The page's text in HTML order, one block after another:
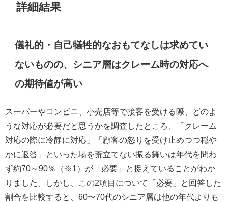
詳細結果
儀礼的・自己犠牲的なおもてなしは求めてい
ないものの、シニア層はクレーム時の対応へ
の期待値が高い
スーパーやコンビニ、小売店等で接客を受ける際、どのよ
うな対応が必要だと思うかを調査したところ、「クレーム
対応の際に冷静に対応」「顧客の怒りを受け止めつつ穏や
かに返答」といった場を荒立てない振る舞いは年代を問わ
ず約70～90％（※1）が「必要」と捉えていることがわか
りました。しかし、この2項目について「必要」と回答した
割合を比較すると、60〜70代のシニア層は他の年代よりも